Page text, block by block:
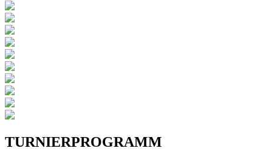
TURNIERPROGRAMM